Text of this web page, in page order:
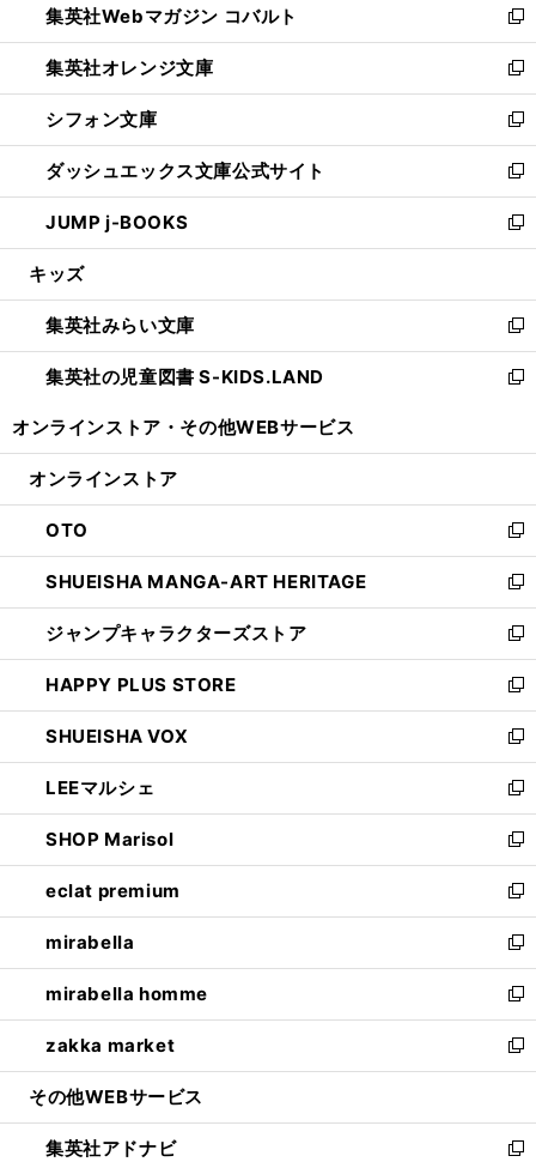
く
で
開
く
ド
ウ
で
開
く
ィ
ン
ド
ウ
で
開
く
集英社Webマガジン コバルト
新
し
い
ウ
ィ
ン
ド
ウ
で
開
集英社オレンジ文庫
新
し
い
ウ
ィ
ン
ド
ウ
開
く
シフォン文庫
新
し
い
ウ
ィ
ン
ウ
で
開
く
ダッシュエックス文庫公式サイト
新
し
い
ウ
ン
ド
ウ
で
JUMP j-BOOKS
新
し
ウ
ィ
ン
ド
開
キッズ
集英社みらい文庫
新
し
い
ン
ウ
で
開
く
集英社の児童図書 S-KIDS.LAND
新
ウ
ン
ド
ウ
で
開
く
オンラインストア・ その他WEBサービス
オンラインストア
OTO
新
し
い
ウ
ィ
ン
ド
ウ
で
開
く
SHUEISHA MANGA-ART HERITAGE
新
し
い
ウ
ィ
ン
ド
ウ
で
開
く
ジャンプキャラクターズストア
新
し
い
ウ
ィ
ン
ド
ウ
で
開
く
HAPPY PLUS STORE
新
し
い
ウ
ィ
ン
ド
ウ
で
開
く
SHUEISHA VOX
新
し
い
ウ
ィ
ン
ド
ウ
で
開
く
LEEマルシェ
新
し
い
ウ
ィ
ン
ド
ウ
で
開
く
SHOP Marisol
新
し
い
ウ
ィ
ン
ド
ウ
で
開
eclat premium
新
し
い
ウ
ィ
ン
ド
ウ
開
く
mirabella
新
し
い
ウ
ィ
ン
ウ
で
mirabella homme
新
し
い
ウ
ン
ド
zakka market
新
し
ウ
ィ
その他WEBサービス
集英社アドナビ 新